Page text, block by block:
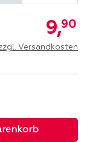
9,90
Versandkosten